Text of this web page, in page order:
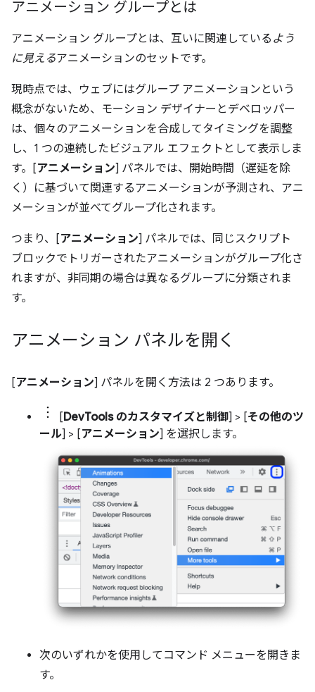
アニメーション グループとは
アニメーション グループとは、互いに関連している よう
に見えるアニメーションのセットです。
現時点では、ウェブにはグループ アニメーションという
概念がないため、モーション デザイナーとデベロッパー
は、個々のアニメーションを合成してタイミングを調整
し、1 つの連続したビジュアル エフェクトとして表示しま
す。[アニメーション] パネルでは、開始時間（遅延を除
く）に基づいて関連するアニメーションが予測され、アニ
メーションが並べてグループ化されます。
つまり、[アニメーション] パネルでは、同じスクリプト
ブロックでトリガーされたアニメーションがグループ化さ
れますが、非同期の場合は異なるグループに分類されま
す。
アニメーション パネルを開く
[アニメーション] パネルを開く方法は 2 つあります。
[DevTools のカスタマイズと制御] > [その他のツ
ール] > [アニメーション] を選択します。
次のいずれかを使用してコマンド メニューを開きま
す。